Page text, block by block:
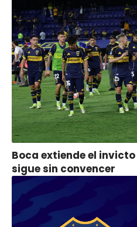
Boca extiende el
sigue sin convencer